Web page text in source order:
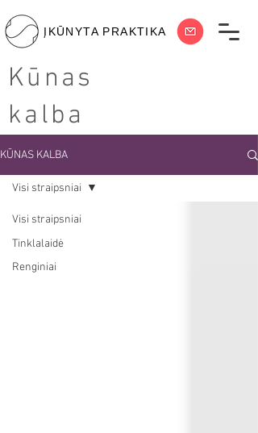
ĮKŪNYTA PRAKTIKA
Kūnas
kalba
KŪNAS KALBA
Visi straipsniai
Tinklalaidė
Renginiai
Visi straipsniai